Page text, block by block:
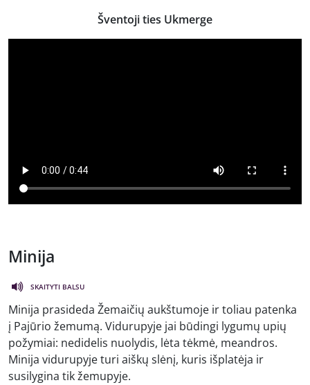
Šventoji ties Ukmerge
Minija
SKAITYTI BALSU
Minija prasideda Žemaičių aukštumoje ir toliau patenka
į Pajūrio žemumą. Vidurupyje jai būdingi lygumų upių
požymiai: nedidelis nuolydis, lėta tėkmė, meandros.
Minija vidurupyje turi aiškų slėnį, kuris išplatėja ir
susilygina tik žemupyje.